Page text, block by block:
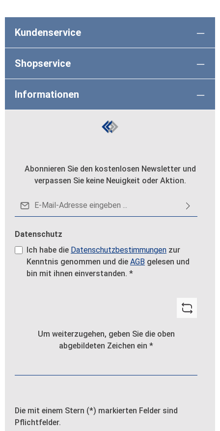
Kundenservice
Shopservice
Informationen
Abonnieren Sie den kostenlosen Newsletter und
verpassen Sie keine Neuigkeit oder Aktion.
E-Mail-Adresse*
Datenschutz
Ich habe die Datenschutzbestimmungen zur
Kenntnis genommen und die AGB gelesen und
bin mit ihnen einverstanden. *
Um weiterzugehen, geben Sie die oben
abgebildeten Zeichen ein *
Die mit einem Stern (*) markierten Felder sind
Pflichtfelder.